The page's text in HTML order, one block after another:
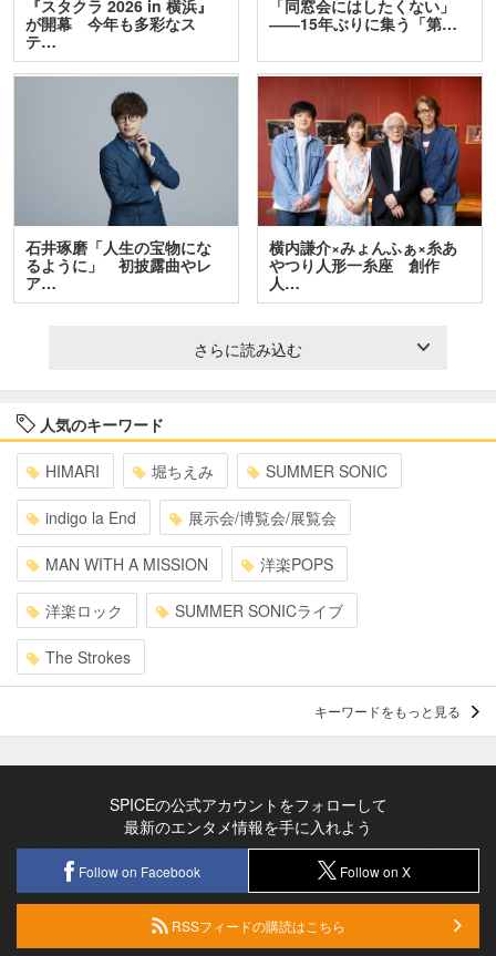
『スタクラ 2026 in 横浜』
が開幕 今年も多彩なス
テ…
「同窓会にはしたくない」
――15年ぶりに集う「第…
石井琢磨「人生の宝物にな
るように」 初披露曲やレ
ア…
横内謙介×みょんふぁ×糸あ
やつり人形一糸座 創作
人…
さらに読み込む
人気のキーワード
HIMARI 堀ちえみ SUMMER SONIC
indigo la End 展示会/博覧会/展覧会
MAN WITH A MISSION 洋楽POPS
洋楽ロック SUMMER SONICライブ
The Strokes
キーワードをもっと見る
SPICEの公式アカウントをフォローして
最新のエンタメ情報を手に入れよう
Follow on Facebook Follow on X
RSSフィードの購読はこちら